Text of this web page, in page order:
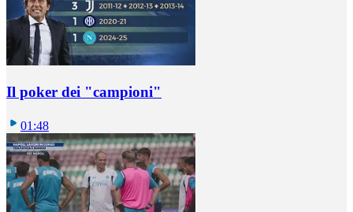
Il poker dei "campioni"
01:48